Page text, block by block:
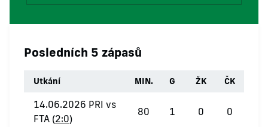
Posledních 5 zápasů
Utkání MIN. G ŽK ČK
14.06.2026 PRI vs
FTA (2:0)
80 1 0 0